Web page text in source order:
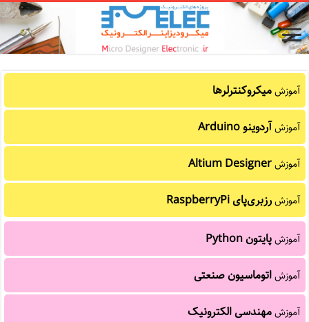
آموزشمیکروکنترلرها
آموزشآردوینو Arduino
آموزشAltium Designer
آموزشرزبری‌پای RaspberryPi
آموزشپایتون Python
آموزشاتوماسیون صنعتی
آموزشمهندسی الکترونیک